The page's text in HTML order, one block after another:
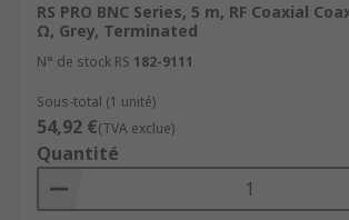
RS PRO BNC Series, 5 m, RF Coaxial
Ω, Grey, Terminated
N° de stock RS 182-9111
Sous-total (1 unité)
54,92 €(TVA exclue)
Quantité